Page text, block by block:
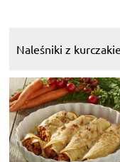
Naleśniki z